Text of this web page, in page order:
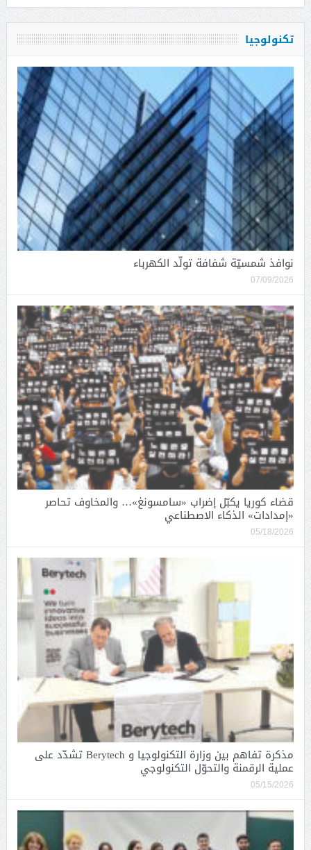
تكنولوجيا
نوافذ شمسيّة شفافة تولّد الكهرباء
07/09/2026
قضاء كوريا يكبّل إضراب «سامسونغ»… والمخاوف تحاصر
«إمدادات» الذكاء الاصطناعي
05/18/2026
مذكرة تفاهم بين وزارة التكنولوجيا و Berytech تشدّد على
عملية الرقمنة والتحوّل التكنولوجي
05/15/2026